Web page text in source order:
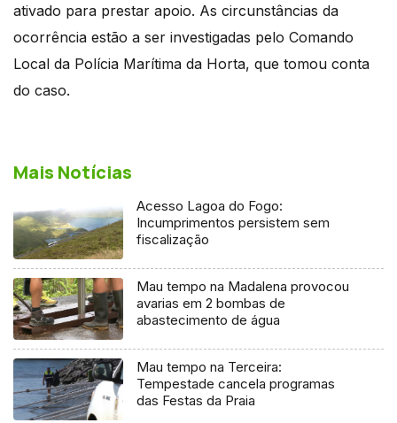
ativado para prestar apoio. As circunstâncias da
ocorrência estão a ser investigadas pelo Comando
Local da Polícia Marítima da Horta, que tomou conta
do caso.
Mais Notícias
Acesso Lagoa do Fogo:
Incumprimentos persistem sem
fiscalização
Mau tempo na Madalena provocou
avarias em 2 bombas de
abastecimento de água
Mau tempo na Terceira:
Tempestade cancela programas
das Festas da Praia